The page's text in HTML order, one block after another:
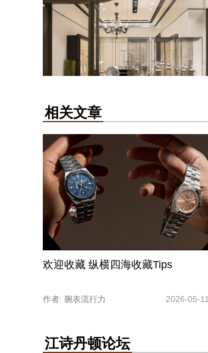
相关文章
欢迎收藏 纵横四海收藏Tips
作者: 腕表流行力 2026-05-11
江诗丹顿论坛